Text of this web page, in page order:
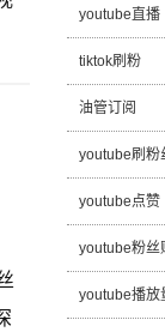
youtube直播
tiktok刷粉
油管订阅
youtube刷粉
youtube点赞
youtube粉丝
youtube播放